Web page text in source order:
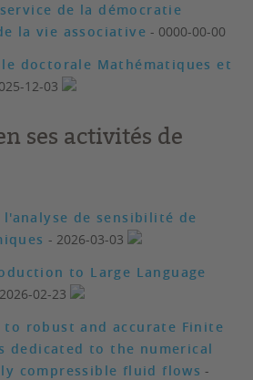
de la démocratie
la vie associative - 0000-00-00
doctorale Mathématiques et
12-03
ses activités de
de sensibilité de
- 2026-03-03
to Large Language
02-23
robust and accurate Finite
dedicated to the numerical
compressible fluid flows -